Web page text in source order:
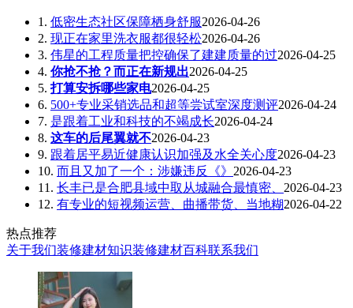
1. 低密生态社区保障栖身舒服2026-04-26
2. 现正在家里洗衣服都很轻松2026-04-26
3. 伟星的工程质量把控确保了建建质量的过2026-04-25
4. 你抢不抢？而正在新规出2026-04-25
5.打算安拆哪些家电2026-04-25
6. 500+专业采销选品和超等尝试室深度测评2026-04-24
7. 是跟着工业和科技的不竭成长2026-04-24
8. 这车的后尾翼就不2026-04-23
9. 跟着居平易近健康认识加强及水全关心度2026-04-23
10. 而且又加了一个：涉嫌违反《》 2026-04-23
11. 长丰已是合肥县域中取从城融合最慎密、 2026-04-23
12. 有专业的短视频运营、曲播带货、当地糊2026-04-22
热点推荐
关于我们装修建材知识装修建材百科联系我们